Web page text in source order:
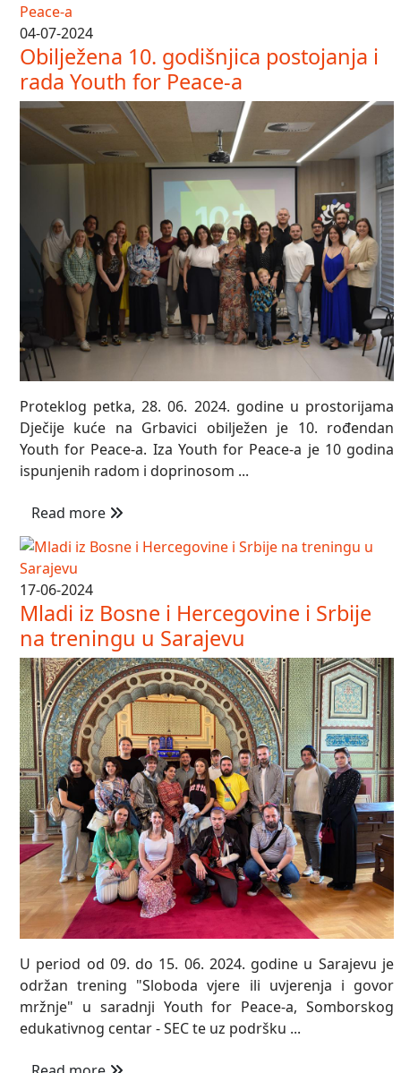
04-07-2024
Obilježena 10. godišnjica postojanja i
rada Youth for Peace-a
Proteklog petka, 28. 06. 2024. godine u prostorijama
Dječije kuće na Grbavici obilježen je 10. rođendan
Youth for Peace-a. Iza Youth for Peace-a je 10 godina
ispunjenih radom i doprinosom ...
Read more
17-06-2024
Mladi iz Bosne i Hercegovine i Srbije
na treningu u Sarajevu
U period od 09. do 15. 06. 2024. godine u Sarajevu je
održan trening "Sloboda vjere ili uvjerenja i govor
mržnje" u saradnji Youth for Peace-a, Somborskog
edukativnog centar - SEC te uz podršku ...